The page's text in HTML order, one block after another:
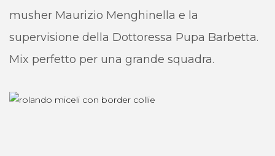
musher Maurizio Menghinella e la
supervisione della Dottoressa Pupa Barbetta.
Mix perfetto per una grande squadra.